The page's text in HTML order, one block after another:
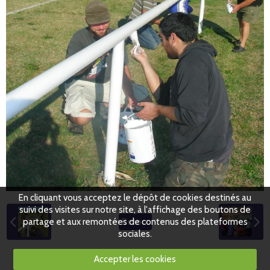
Retour
En cliquant vous acceptez le dépôt de cookies destinés au
suivi des visites sur notre site, à l'affichage des boutons de
partage et aux remontées de contenus des plateformes
sociales.
Accepter les cookies